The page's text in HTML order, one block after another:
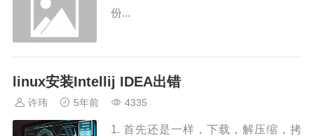
份...
linux安装Intellij IDEA出错
许玮 5年前 4335
1. 首先还是一样，下载，解压缩，拷